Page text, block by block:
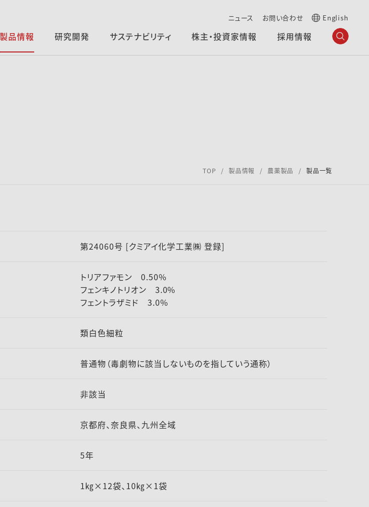
ニュース お問い合わせ English
製品情報 研究開発 サステナビリティ 株主・投資家情報 採用情報
TOP 製品情報 農薬製品 製品一覧
第24060号 [クミアイ化学工業㈱ 登録]
トリアファモン 0.50%
フェンキノトリオン 3.0%
フェントラザミド 3.0%
類白色細粒
普通物（毒劇物に該当しないものを指していう通称）
非該当
京都府、奈良県、九州全域
5年
1㎏×12袋、10㎏×1袋